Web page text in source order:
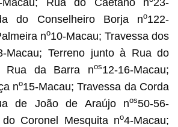
do Conselheiro Borja no122-
no10-Macau; Travessa dos
Macau; Terreno junto à Rua do
Rua da Barra nos12-16-Macau;
no15-Macau; Travessa da Corda
de João de Araújo nos50-56-
do Coronel Mesquita no4-Macau;